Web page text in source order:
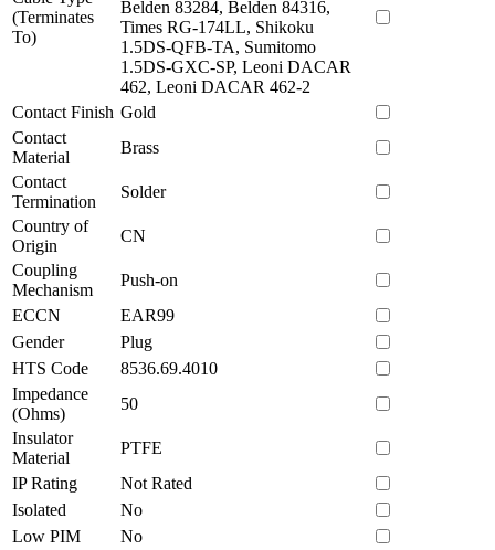
(Terminates
To)
Belden 83284, Belden 84316,
Times RG-174LL, Shikoku
1.5DS-QFB-TA, Sumitomo
1.5DS-GXC-SP, Leoni DACAR
462, Leoni DACAR 462-2
Contact Finish Gold
Contact
Material
Brass
Contact
Termination
Solder
Country of
Origin
CN
Coupling
Mechanism
Push-on
ECCN
EAR99
Gender
Plug
HTS Code
8536.69.4010
Impedance
(Ohms)
50
Insulator
Material
PTFE
IP Rating
Not Rated
Isolated
No
Low PIM
No